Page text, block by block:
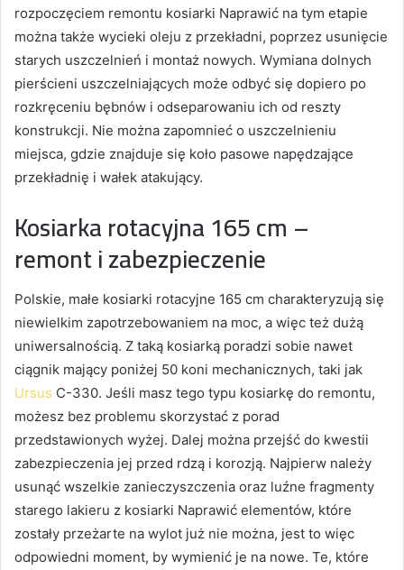
rozpoczęciem remontu kosiarki Naprawić na tym etapie
można także wycieki oleju z przekładni, poprzez usunięcie
starych uszczelnień i montaż nowych. Wymiana dolnych
pierścieni uszczelniających może odbyć się dopiero po
rozkręceniu bębnów i odseparowaniu ich od reszty
konstrukcji. Nie można zapomnieć o uszczelnieniu
miejsca, gdzie znajduje się koło pasowe napędzające
przekładnię i wałek atakujący.
Kosiarka rotacyjna 165 cm –
remont i zabezpieczenie
Polskie, małe kosiarki rotacyjne 165 cm charakteryzują się
niewielkim zapotrzebowaniem na moc, a więc też dużą
uniwersalnością. Z taką kosiarką poradzi sobie nawet
ciągnik mający poniżej 50 koni mechanicznych, taki jak
Ursus C-330. Jeśli masz tego typu kosiarkę do remontu,
możesz bez problemu skorzystać z porad
przedstawionych wyżej. Dalej można przejść do kwestii
zabezpieczenia jej przed rdzą i korozją. Najpierw należy
usunąć wszelkie zanieczyszczenia oraz luźne fragmenty
starego lakieru z kosiarki Naprawić elementów, które
zostały przeżarte na wylot już nie można, jest to więc
odpowiedni moment, by wymienić je na nowe. Te, które